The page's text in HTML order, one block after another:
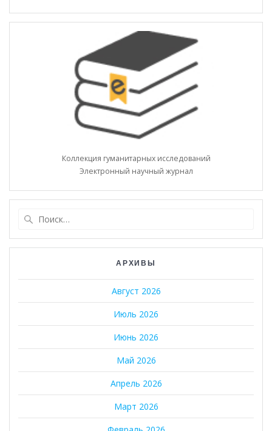
Коллекция гуманитарных исследований
Электронный научный журнал
АРХИВЫ
Август 2026
Июль 2026
Июнь 2026
Май 2026
Апрель 2026
Март 2026